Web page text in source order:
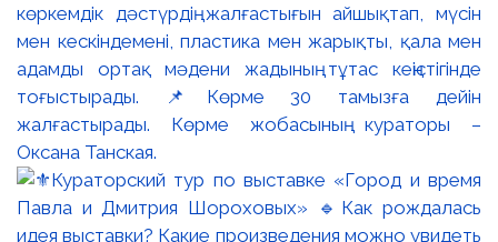
көркемдік дәстүрдің жалғастығын айшықтап, мүсін
мен кескіндемені, пластика мен жарықты, қала мен
адамды ортақ мәдени жадының тұтас кеңістігінде
тоғыстырады. 📌Көрме 30 тамызға дейін
жалғастырады. Көрме жобасының кураторы –
Оксана Танская.